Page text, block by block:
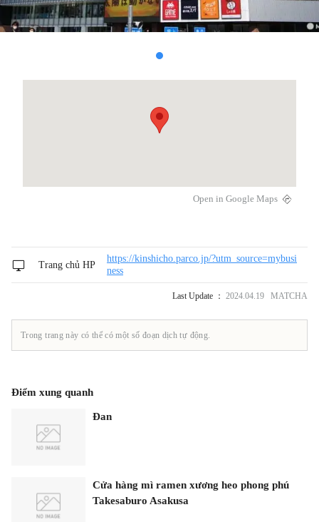
Open in Google Maps
Trang chủ HP
https://kinshicho.parco.jp/?utm_source=mybusi
ness
Last Update ： 2024.04.19 MATCHA
Trong trang này có thể có một số đoạn dịch tự động.
Điểm xung quanh
Đan
Cửa hàng mì ramen xương heo phong phú
Takesaburo Asakusa